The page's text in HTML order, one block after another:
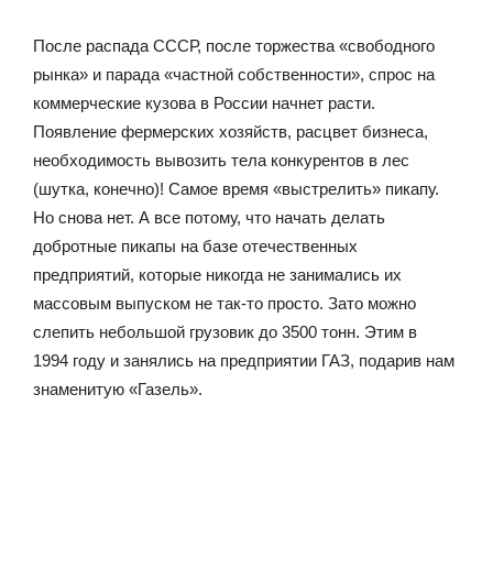
После распада СССР, после торжества «свободного
рынка» и парада «частной собственности», спрос на
коммерческие кузова в России начнет расти.
Появление фермерских хозяйств, расцвет бизнеса,
необходимость вывозить тела конкурентов в лес
(шутка, конечно)! Самое время «выстрелить» пикапу.
Но снова нет. А все потому, что начать делать
добротные пикапы на базе отечественных
предприятий, которые никогда не занимались их
массовым выпуском не так-то просто. Зато можно
слепить небольшой грузовик до 3500 тонн. Этим в
1994 году и занялись на предприятии ГАЗ, подарив нам
знаменитую «Газель».